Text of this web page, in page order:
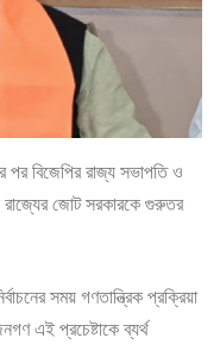
পর বিজেপির রাজ্য সভাপতি ও
রাজ্যের জোট সরকারকে গুরুতর
সময় গণতান্ত্রিক প্রক্রিয়া
এই প্রচেষ্টাকে ব্যর্থ